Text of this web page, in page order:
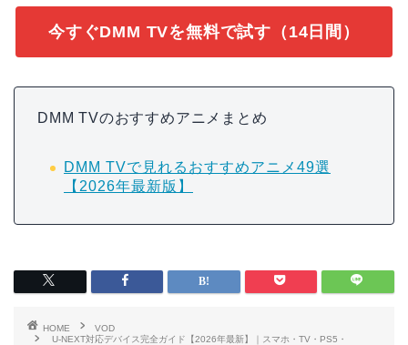
今すぐDMM TVを無料で試す（14日間）
DMM TVのおすすめアニメまとめ
DMM TVで見れるおすすめアニメ49選
【2026年最新版】
HOME
VOD
U-NEXT対応デバイス完全ガイド【2026年最新】｜スマホ・TV・PS5・